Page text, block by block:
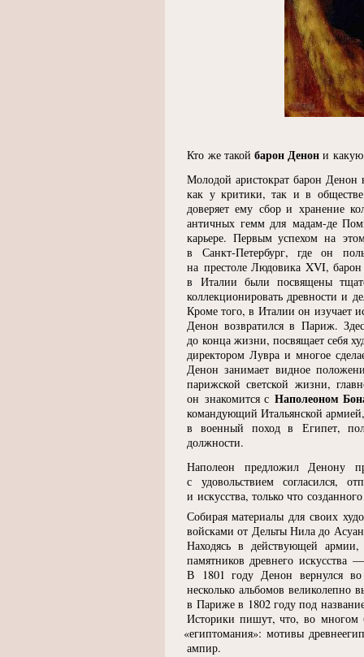
Кто же такой барон Денон и
Молодой аристократ барон Денон
как у критики, так и в
доверяет ему сбор и хранение
античных гемм для мадам-де
карьере. Первым успехом на
в Санкт-Петербург, где он
на престоле Людовика XVI,
в Италии были посвящены
коллекционировать древности и
Кроме того, в Италии он изучает
Денон возвратился в Париж.
до конца жизни, посвящает себя
директором Лувра и многое
Денон занимает видное
парижской светской жизни,
он знакомится с Наполеоном
командующий Итальянской
в военный поход в Египет,
должности.
Наполеон предложил Денону
с удовольствием согласился,
и искусства, только что
Собирая материалы для своих
войсками от Дельты Нила до
Находясь в действующей
памятников древнего искусства
В 1801 году Денон вернулся во
несколько альбомов великолепно
в Париже в 1802 году под
Историки пишут, что, во многом
«египтомания»: мотивы
ампир.